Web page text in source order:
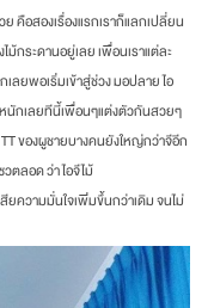
คือสองเรื่องแรกเราก็แลกเปลี่ยน
กระดานอยู่เลย เพื่อนเราแต่ละ
ลยพอเริ่มเข้าสู่ช่วง มอปลาย ไอ
หนักเลยทีนี้เพื่อนๆแต่งตัวกันสวยๆ
ของผูชายบางคนยังใหญ่กว่าจีอีก
ตลอด ว่า ไอจีไม้
ยความมั่นใจเพิ่มขึ้นกว่าเดิม จนไม่